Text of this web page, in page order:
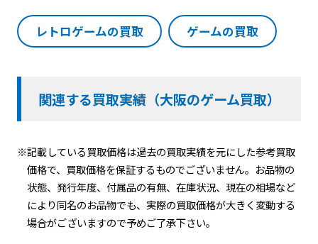
レトロゲームの買取 ゲームの買取
関連する買取実績（大阪のゲーム買取）
※記載している買取価格は過去の買取実績を元にした参考買取
価格で、買取価格を保証するものでございません。お品物の
状態、発行年度、付属品の有無、在庫状況、現在の相場など
により同名のお品物でも、実際の買取価格が大きく変動する
場合がございますので予めご了承下さい。